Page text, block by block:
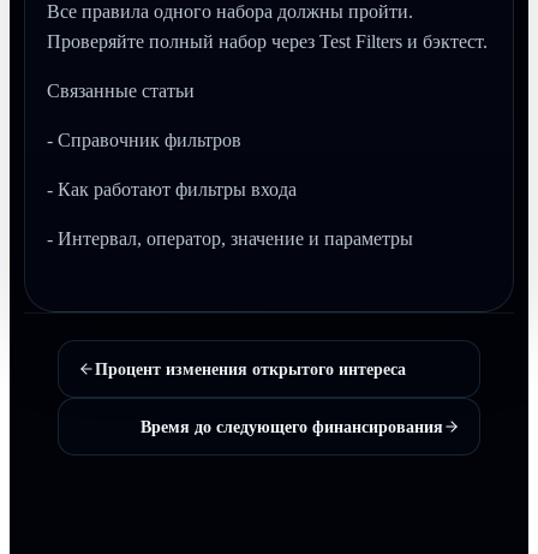
Все правила одного набора должны пройти.
Проверяйте полный набор через Test Filters и бэктест.
Связанные статьи
- Справочник фильтров
- Как работают фильтры входа
- Интервал, оператор, значение и параметры
Процент изменения открытого интереса
Время до следующего финансирования